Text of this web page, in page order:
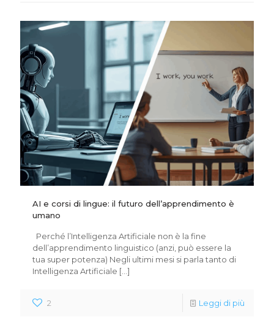
AI e corsi di lingue: il futuro dell’apprendimento è
umano
Perché l’Intelligenza Artificiale non è la fine
dell’apprendimento linguistico (anzi, può essere la
tua super potenza) Negli ultimi mesi si parla tanto di
Intelligenza Artificiale […]
2 Leggi di più